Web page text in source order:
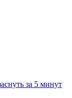
за 5 минут